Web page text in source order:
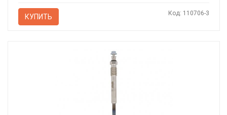
КУПИТЬ Код: 110706-3